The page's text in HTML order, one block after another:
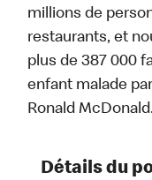
millions de
restaurants, et
plus de 387 000
enfant malade
Ronald McDonald.
Détails du